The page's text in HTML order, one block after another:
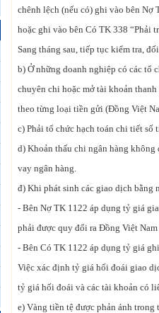
chênh lệch (nếu có) ghi vào bên Nợ
hoặc ghi vào bên Có TK 338 “Phải
Sang tháng sau, tiếp tục kiểm tra,
b) Ở những doanh nghiệp có các tổ
chuyên chi hoặc mở tài khoản
theo từng loại tiền gửi (Đồng Việt
c) Phải tổ chức hạch toán chi tiết số
d) Khoản thấu chi ngân hàng
vay ngân hàng.
đ) Khi phát sinh các giao dịch bằng
- Bên Nợ TK 1122 áp dụng tỷ giá
phải được quy đổi ra Đồng Việt
- Bên Có TK 1122 áp dụng tỷ giá
Việc xác định tỷ giá hối đoái giao
tỷ giá hối đoái và các tài khoản có
e) Vàng tiền tệ được phản ánh